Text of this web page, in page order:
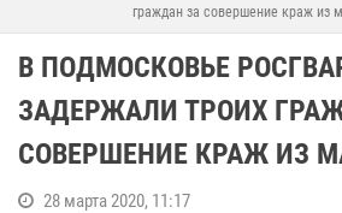
граждан за совершение краж из
В ПОДМОСКОВЬЕ
ЗАДЕРЖАЛИ ТРОИХ
СОВЕРШЕНИЕ КРАЖ ИЗ
28 марта 2020, 11:17